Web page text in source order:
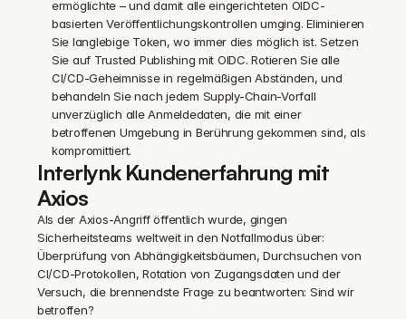
ermöglichte – und damit alle eingerichteten OIDC-
basierten Veröffentlichungskontrollen umging. Eliminieren
Sie langlebige Token, wo immer dies möglich ist. Setzen
Sie auf Trusted Publishing mit OIDC. Rotieren Sie alle
CI/CD-Geheimnisse in regelmäßigen Abständen, und
behandeln Sie nach jedem Supply-Chain-Vorfall
unverzüglich alle Anmeldedaten, die mit einer
betroffenen Umgebung in Berührung gekommen sind, als
kompromittiert.
Interlynk Kundenerfahrung mit
Axios
Als der Axios-Angriff öffentlich wurde, gingen
Sicherheitsteams weltweit in den Notfallmodus über:
Überprüfung von Abhängigkeitsbäumen, Durchsuchen von
CI/CD-Protokollen, Rotation von Zugangsdaten und der
Versuch, die brennendste Frage zu beantworten: Sind wir
betroffen?